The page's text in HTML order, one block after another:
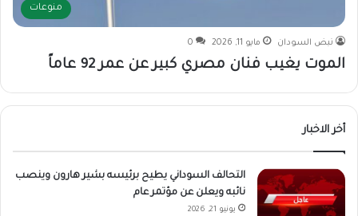
منوعات
نبض السودان مايو 11, 2026 0
الموت يغيب فنان مصري كبير عن عمر 92 عاماً
أخر الاخبار
التحالف السوداني يطيح برئيسه بشير هارون وينصب
نائبه ويعلن عن مؤتمر عام
يونيو 21, 2026